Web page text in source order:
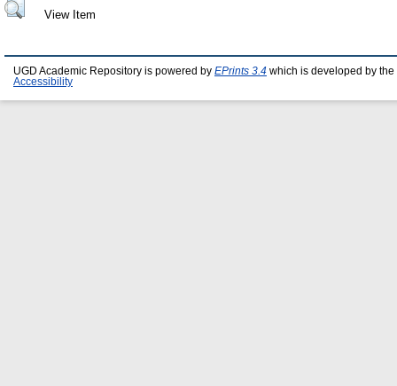
View Item
UGD Academic Repository is powered by EPrints 3.4 which is developed by the
Accessibility